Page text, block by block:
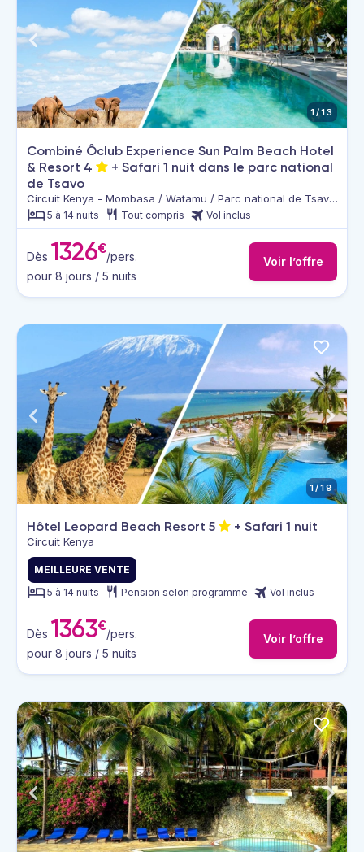
1/13
Combiné Ôclub Experience Sun Palm Beach Hotel
& Resort 4
+ Safari 1 nuit dans le parc national
de Tsavo
Circuit Kenya - Mombasa / Watamu / Parc national de Tsavo
Est & Ouest
5 à 14 nuits Tout compris Vol inclus
Dès 1326€/pers.
pour 8 jours / 5 nuits
Voir l’offre
1/19
Hôtel Leopard Beach Resort 5 + Safari 1 nuit
Circuit Kenya
MEILLEURE VENTE
5 à 14 nuits
Pension selon programme Vol inclus
Dès 1363€/pers.
pour 8 jours / 5 nuits
Voir l’offre